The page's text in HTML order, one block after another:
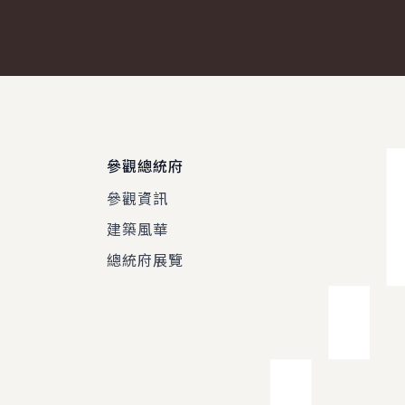
參觀總統府
參觀資訊
建築風華
總統府展覽